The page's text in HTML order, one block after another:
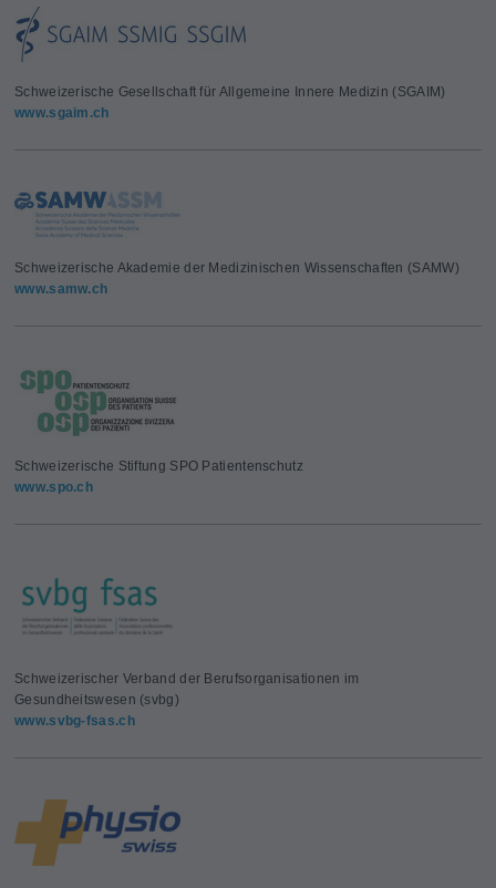
Schweizerische Gesellschaft für Allgemeine Innere Medizin (SGAIM)
www.sgaim.ch
Schweizerische Akademie der Medizinischen Wissenschaften (SAMW)
www.samw.ch
Schweizerische Stiftung SPO Patientenschutz
www.spo.ch
Schweizerischer Verband der Berufsorganisationen im
Gesundheitswesen (svbg)
www.svbg-fsas.ch